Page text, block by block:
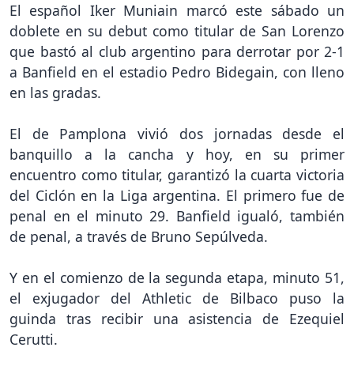
El español Iker Muniain marcó este sábado un
doblete en su debut como titular de San Lorenzo
que bastó al club argentino para derrotar por 2-1
a Banfield en el estadio Pedro Bidegain, con lleno
en las gradas.
El de Pamplona vivió dos jornadas desde el
banquillo a la cancha y hoy, en su primer
encuentro como titular, garantizó la cuarta victoria
del Ciclón en la Liga argentina. El primero fue de
penal en el minuto 29. Banfield igualó, también
de penal, a través de Bruno Sepúlveda.
Y en el comienzo de la segunda etapa, minuto 51,
el exjugador del Athletic de Bilbaco puso la
guinda tras recibir una asistencia de Ezequiel
Cerutti.